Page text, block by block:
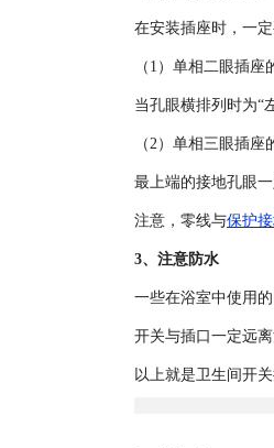
在安装插座时，一
（1）单相二眼插座
当孔眼横排列时为“
（2）单相三眼插座
最上端的接地孔眼
注意，零线与保护
3、注意防水
一些在浴室中使用
开关与插口一定远
以上就是卫生间开